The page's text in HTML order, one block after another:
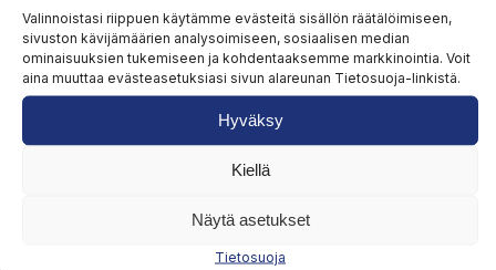
Valinnoistasi riippuen käytämme evästeitä sisällön räätälöimiseen,
sivuston kävijämäärien analysoimiseen, sosiaalisen median
ominaisuuksien tukemiseen ja kohdentaaksemme markkinointia. Voit
aina muuttaa evästeasetuksiasi sivun alareunan Tietosuoja-linkistä.
Hyväksy
Kiellä
Näytä asetukset
Tietosuoja